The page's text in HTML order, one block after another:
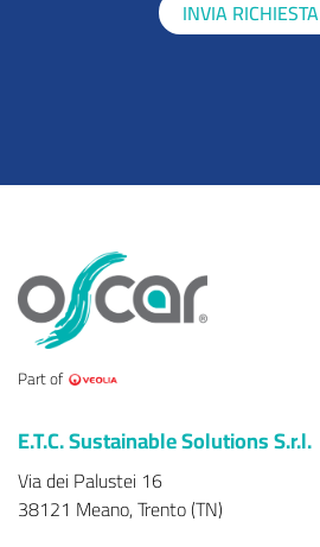
INVIA RICHIESTA
Part of
E.T.C. Sustainable Solutions S.r.l.
Via dei Palustei 16
38121 Meano, Trento (TN)